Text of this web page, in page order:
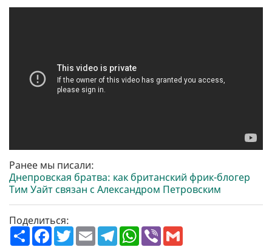
Ранее мы писали:
Днепровская братва: как британский фрик-блогер
Тим Уайт связан с Александром Петровским
Поделиться:
П
о
F
a
T
w
E
m
T
e
W
h
V